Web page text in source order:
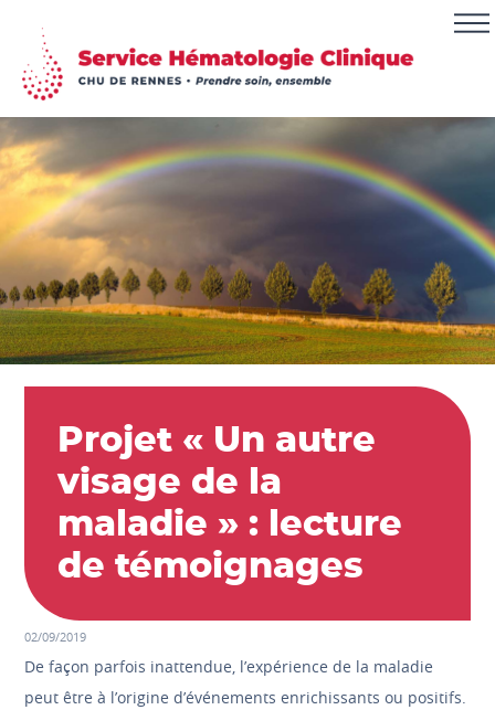
Projet « Un autre
visage de la
maladie » : lecture
de témoignages
02/09/2019
De façon parfois inattendue, l’expérience de la maladie
peut être à l’origine d’événements enrichissants ou positifs.